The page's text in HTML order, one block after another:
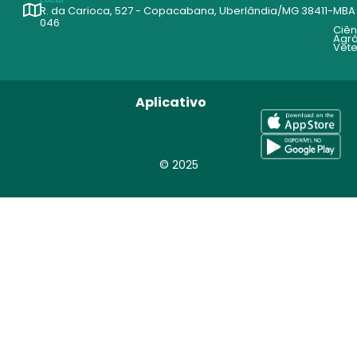
R. da Carioca, 527 - Copacabana, Uberlândia/MG 38411-
046
MBA
© 2025
Aplicativo